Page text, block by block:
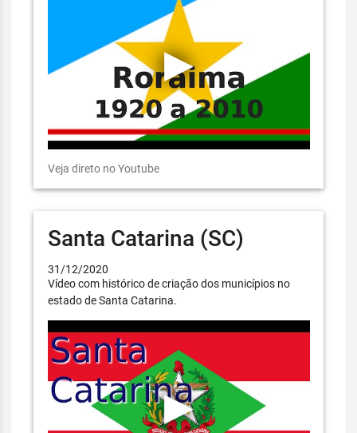
Veja direto no Youtube
Santa Catarina (SC)
31/12/2020
Vídeo com histórico de criação dos municípios no
estado de Santa Catarina.